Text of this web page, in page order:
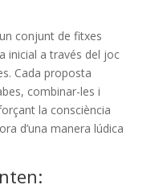
conjunt de fitxes
inicial a través del joc
Cada proposta
combinar-les i
la consciència
d’una manera lúdica